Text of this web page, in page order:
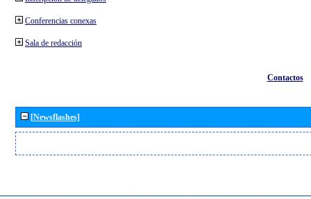
Conferencias conexas
Sala de redacción
Contactos
[Newsflashes]